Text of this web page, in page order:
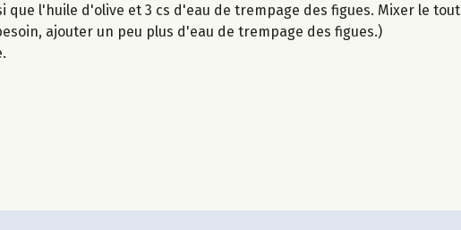
l'huile d'olive et 3 cs d'eau de trempage des figues. Mixer le tout
ajouter un peu plus d'eau de trempage des figues.)